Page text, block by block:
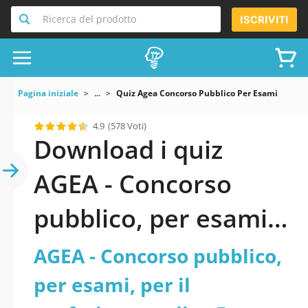
Ricerca del prodotto ISCRIVITI
Pagina iniziale ... Quiz Agea Concorso Pubblico Per Esami Per
4.9 (578 Voti)
Download i quiz
AGEA - Concorso
pubblico, per esami,
per il conferimento
di n. 5 posti a tempo
AGEA - Concorso pubblico,
per esami, per il